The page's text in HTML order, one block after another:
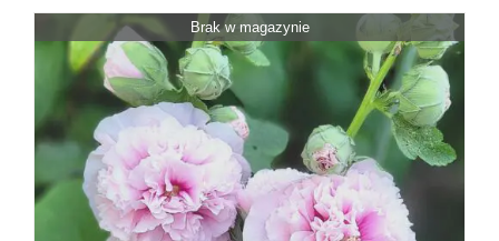
Brak w magazynie